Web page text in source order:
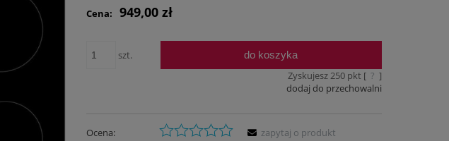
Cena: 949,00 zł
szt. do koszyka
Zyskujesz 250pkt [ ? ]
dodaj do przechowalni
Ocena:
zapytaj o produkt